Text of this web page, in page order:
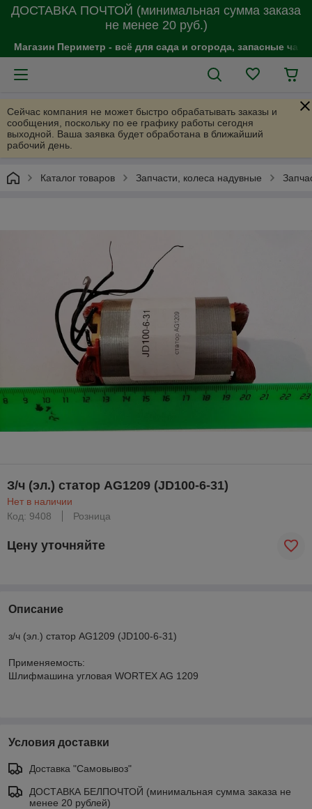
ДОСТАВКА ПОЧТОЙ (минимальная сумма заказа
не менее 20 руб.)
Магазин Периметр - всё для сада и огорода, запасные
Сейчас компания не может быстро обрабатывать заказы и
сообщения, поскольку по ее графику работы сегодня
выходной. Ваша заявка будет обработана в ближайший
рабочий день.
Каталог товаров Запчасти, колеса надувные
З/ч (эл.) статор AG1209 (JD100-6-31)
Нет в наличии
Код: 9408
Розница
Цену уточняйте
Описание
з/ч (эл.) статор AG1209 (JD100-6-31)
Применяемость:
Шлифмашина угловая WORTEX AG 1209
Условия доставки
Доставка "Самовывоз"
ДОСТАВКА БЕЛПОЧТОЙ (минимальная сумма заказа не
менее 20 рублей)